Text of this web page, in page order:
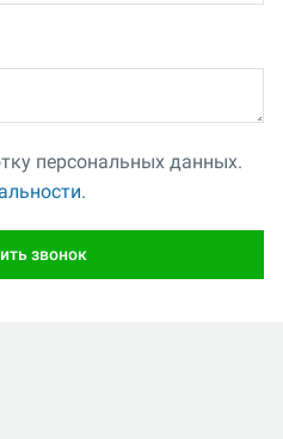
персональных данных.
звонок